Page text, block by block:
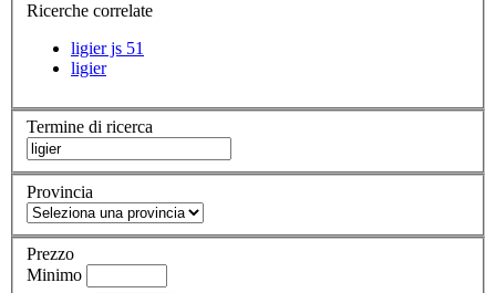
Ricerche correlate
ligier js 51
ligier
Termine di ricerca
Provincia
Prezzo
Minimo